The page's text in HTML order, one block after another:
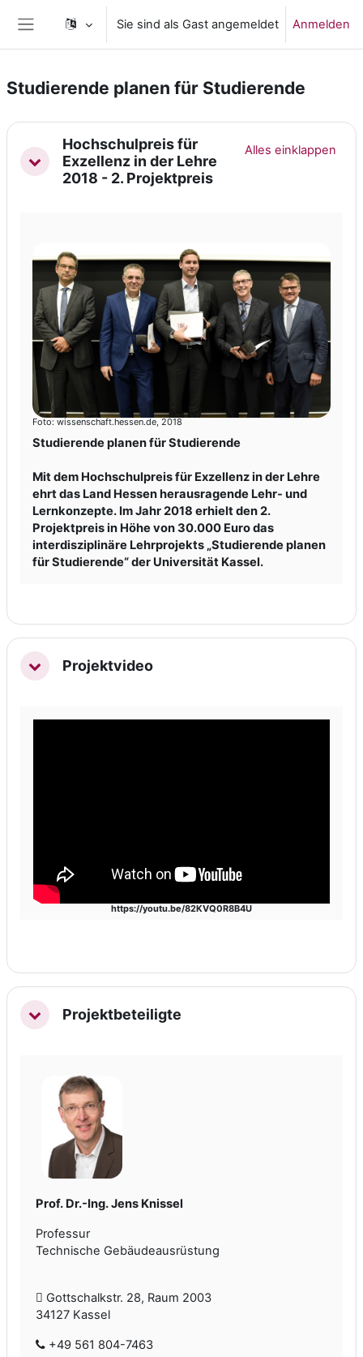
Website-Übersicht
Sie sind als Gast angemeldet Anmelden
Studierende planen für Studierende
Abschnittsübersicht
Einklappen
Hochschulpreis für
Exzellenz in der Lehre
2018 - 2. Projektpreis
Alles einklappen
Foto: wissenschaft.hessen.de, 2018
Studierende planen für Studierende
Mit dem Hochschulpreis für Exzellenz in der Lehre
ehrt das Land Hessen herausragende Lehr- und
Lernkonzepte. Im Jahr 2018 erhielt den 2.
Projektpreis in Höhe von 30.000 Euro das
interdisziplinäre Lehrprojekts „Studierende planen
für Studierende“ der Universität Kassel.
EinklappenProjektvideo
https://youtu.be/82KVQ0R8B4U
EinklappenProjektbeteiligte
Prof. Dr.-Ing. Jens Knissel
Professur
Technische Gebäudeausrüstung
Gottschalkstr. 28, Raum 2003
34127 Kassel
+49 561 804-7463